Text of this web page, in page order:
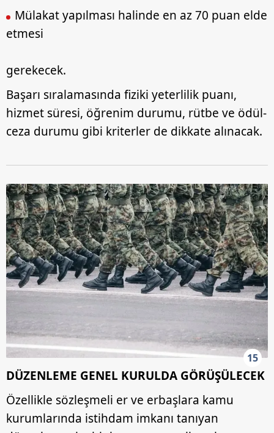
Mülakat yapılması halinde en az 70 puan elde
etmesi
gerekecek.
Başarı sıralamasında fiziki yeterlilik puanı,
hizmet süresi, öğrenim durumu, rütbe ve ödül-
ceza durumu gibi kriterler de dikkate alınacak.
15
DÜZENLEME GENEL KURULDA GÖRÜŞÜLECEK
Özellikle sözleşmeli er ve erbaşlara kamu
kurumlarında istihdam imkanı tanıyan